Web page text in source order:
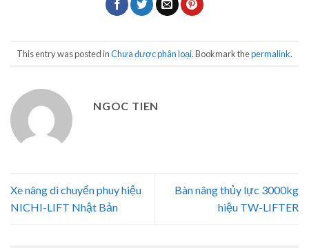
This entry was posted inChưa được phân loại. Bookmark thepermalink.
NGOC TIEN
Xe nâng di chuyển phuy hiệu
NICHI-LIFT Nhật Bản
Bàn nâng thủy lực 3000kg
hiệu TW-LIFTER